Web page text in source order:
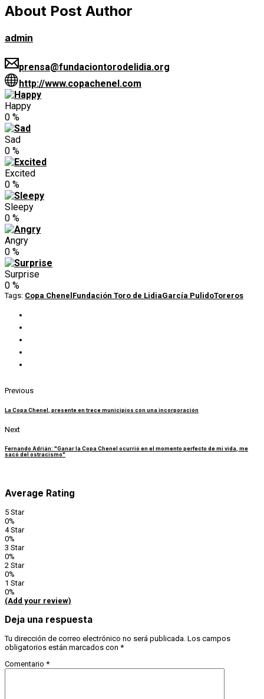
About Post Author
admin
prensa@fundaciontorodelidia.org
http://www.copachenel.com
Happy
0 %
Sad
0 %
Excited
0 %
Sleepy
0 %
Angry
0 %
Surprise
0 %
Tags: Copa Chenel Fundación Toro de LidiaGarcía PulidoToreros
Previous
La Copa Chenel, presente en trece municipios con una incorporación
Next
Fernando Adrián: "Ganar la Copa Chenel ocurrió en el momento perfecto de mi vida, me
sacó del ostracismo"
Average Rating
5 Star
0%
4 Star
0%
3 Star
0%
2 Star
0%
1 Star
0%
(Add your review)
Deja una respuesta
Tu dirección de correo electrónico no será publicada. Los campos
obligatorios están marcados con *
Comentario *